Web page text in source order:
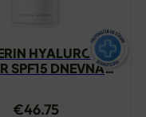
HYALURON
SPF15 DNEVNA
€46.75